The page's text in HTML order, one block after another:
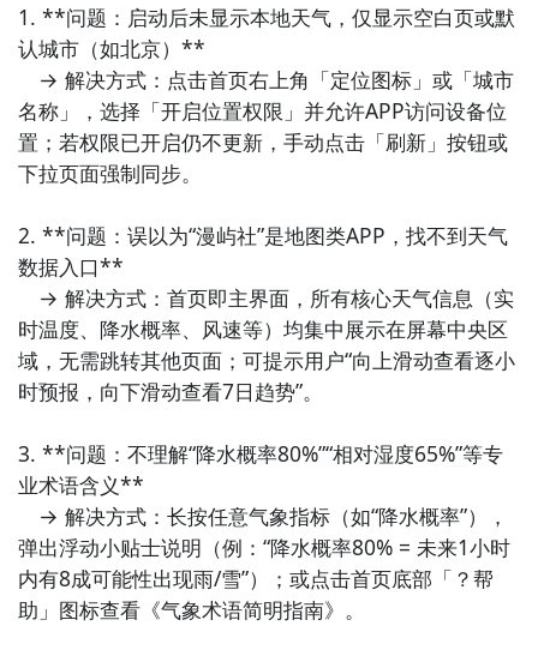
1. **问题：启动后未显示本地天气，仅显示空白页或默
认城市（如北京）**
→ 解决方式：点击首页右上角「定位图标」或「城市
名称」，选择「开启位置权限」并允许APP访问设备位
置；若权限已开启仍不更新，手动点击「刷新」按钮或
下拉页面强制同步。
2. **问题：误以为“漫屿社”是地图类APP，找不到天气
数据入口**
→ 解决方式：首页即主界面，所有核心天气信息（实
时温度、降水概率、风速等）均集中展示在屏幕中央区
域，无需跳转其他页面；可提示用户“向上滑动查看逐小
时预报，向下滑动查看7日趋势”。
3. **问题：不理解“降水概率80%”“相对湿度65%”等专
业术语含义**
→ 解决方式：长按任意气象指标（如“降水概率”），
弹出浮动小贴士说明（例：“降水概率80% = 未来1小时
内有8成可能性出现雨/雪”）；或点击首页底部「？帮
助」图标查看《气象术语简明指南》。